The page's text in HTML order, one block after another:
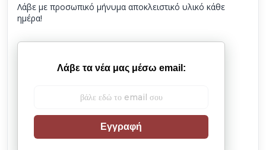
Λάβε με προσωπικό μήνυμα αποκλειστικό υλικό κάθε
ημέρα!
Λάβε τα νέα μας μέσω email:
Εγγραφή